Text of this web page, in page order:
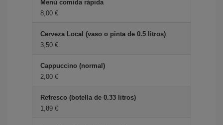
Menú comida rápida
8,00 €
Cerveza Local (vaso o pinta de 0.5 litros)
3,50 €
Cappuccino (normal)
2,00 €
Refresco (botella de 0.33 litros)
1,89 €